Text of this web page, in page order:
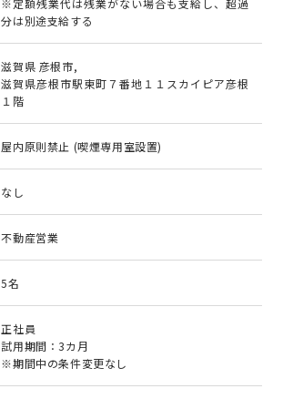
分は別途支給する
滋賀県 彦根市,
滋賀県彦根市駅東町７番地１１スカイピア彦根
１階
屋内原則禁止 (喫煙専用室設置)
なし
不動産営業
5名
正社員
試用期間：3カ月
※期間中の条件変更なし